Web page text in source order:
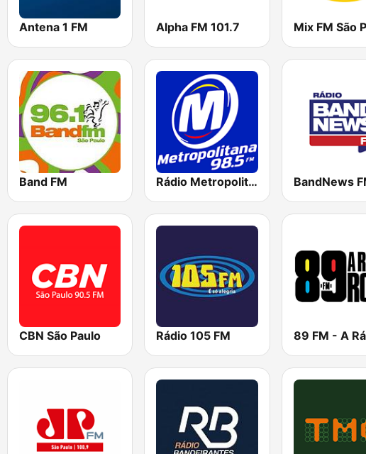
Antena 1 FM Alpha FM 101.7 Mix FM São
Band FM Rádio Metropolitana 98.5 FM
CBN São Paulo Rádio 105 FM